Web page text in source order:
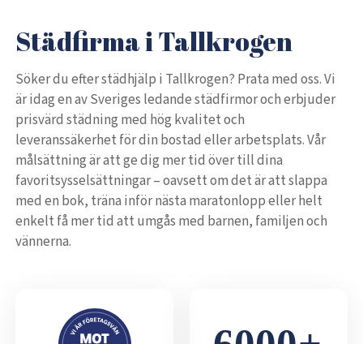
Städfirma i Tallkrogen
Söker du efter städhjälp i Tallkrogen? Prata med oss. Vi
är idag en av Sveriges ledande städfirmor och erbjuder
prisvärd städning med hög kvalitet och
leveranssäkerhet för din bostad eller arbetsplats. Vår
målsättning är att ge dig mer tid över till dina
favoritsysselsättningar – oavsett om det är att slappa
med en bok, träna inför nästa maratonlopp eller helt
enkelt få mer tid att umgås med barnen, familjen och
vännerna.